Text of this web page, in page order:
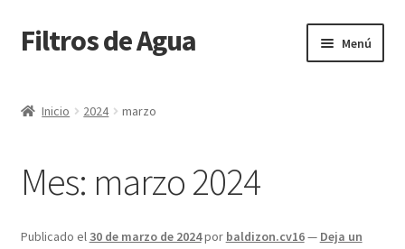
Ir
a
navegación
Ir
al
Filtros de Agua Menú
Cart
Checkout
Inicio 2024 marzo
Mes: marzo 2024
Publicado el 30 de marzo de 2024por baldizon.cv16— Deja un